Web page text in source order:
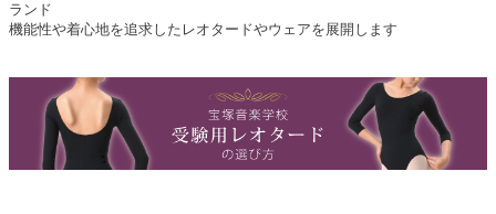
ランド
機能性や着心地を追求したレオタードやウェアを展開します